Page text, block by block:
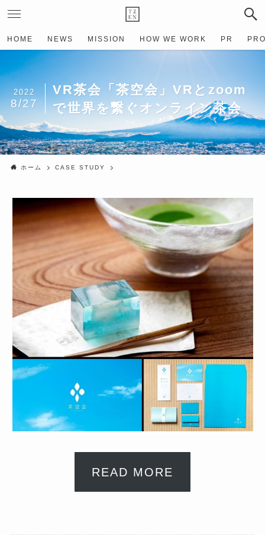
HOME NEWS MISSION HOW WE WORK PR
VR茶会「茶空会」VRとzoom
で世界を繋ぐオンライン茶会
2022
8/27
ホーム CASE STUDY
READ MORE